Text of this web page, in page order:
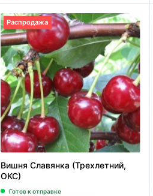
Вишня Славянка (Трехлетний,
ОКС)
Готов к отправке
Распродажа